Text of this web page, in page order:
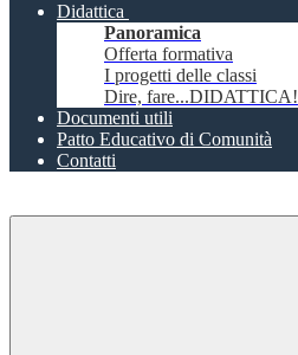
Didattica
Panoramica
Offerta formativa
I progetti delle classi
Dire, fare...DIDATTICA!
Documenti utili
Patto Educativo di Comunità
Contatti